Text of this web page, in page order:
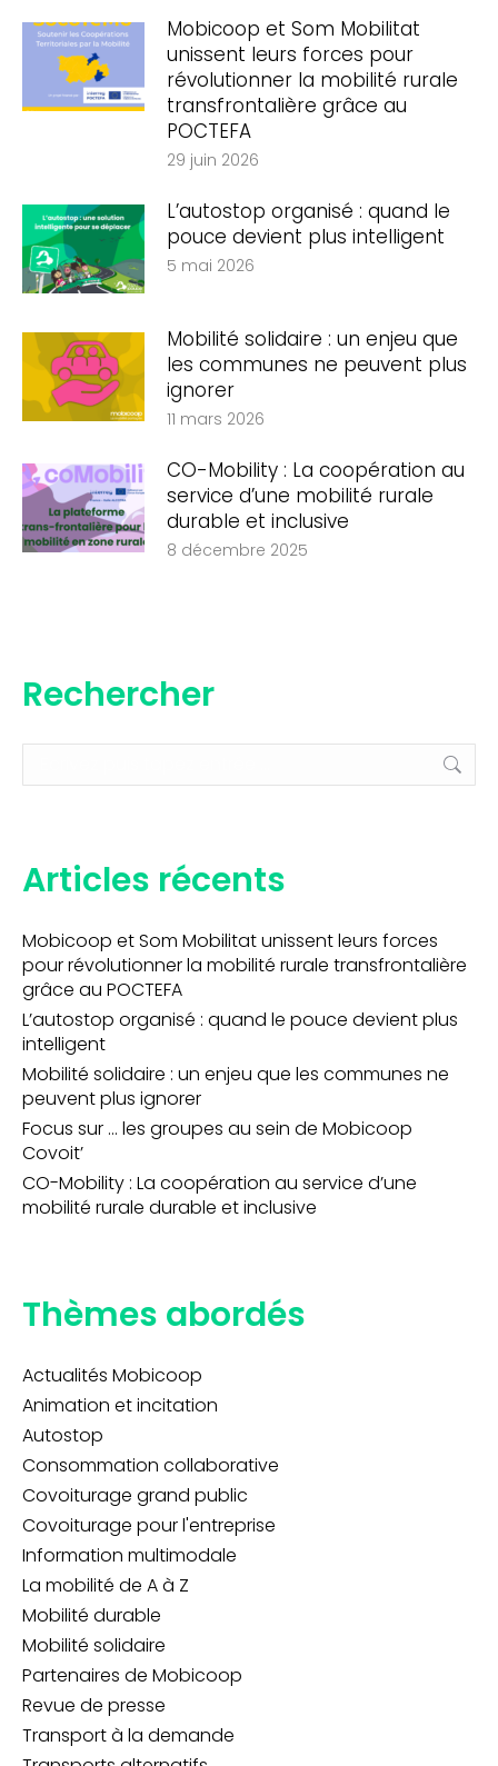
Mobicoop et Som Mobilitat
unissent leurs forces pour
révolutionner la mobilité rurale
transfrontalière grâce au
POCTEFA
29 juin 2026
L’autostop organisé : quand le
pouce devient plus intelligent
5 mai 2026
Mobilité solidaire : un enjeu que
les communes ne peuvent plus
ignorer
11 mars 2026
CO-Mobility : La coopération au
service d’une mobilité rurale
durable et inclusive
8 décembre 2025
Rechercher
:
Articles récents
Mobicoop et Som Mobilitat unissent leurs forces
pour révolutionner la mobilité rurale transfrontalière
grâce au POCTEFA
L’autostop organisé : quand le pouce devient plus
intelligent
Mobilité solidaire : un enjeu que les communes ne
peuvent plus ignorer
Focus sur … les groupes au sein de Mobicoop
Covoit’
CO-Mobility : La coopération au service d’une
mobilité rurale durable et inclusive
Thèmes abordés
Actualités Mobicoop
Animation et incitation
Autostop
Consommation collaborative
Covoiturage grand public
Covoiturage pour l'entreprise
Information multimodale
La mobilité de A à Z
Mobilité durable
Mobilité solidaire
Partenaires de Mobicoop
Revue de presse
Transport à la demande